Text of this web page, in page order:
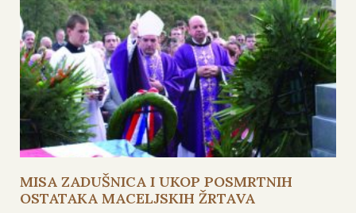
MISA ZADUŠNICA I UKOP POSMRTNIH
OSTATAKA MACELJSKIH ŽRTAVA